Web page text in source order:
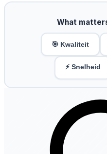
What
🎯 Kwaliteit
⚡ Snelheid